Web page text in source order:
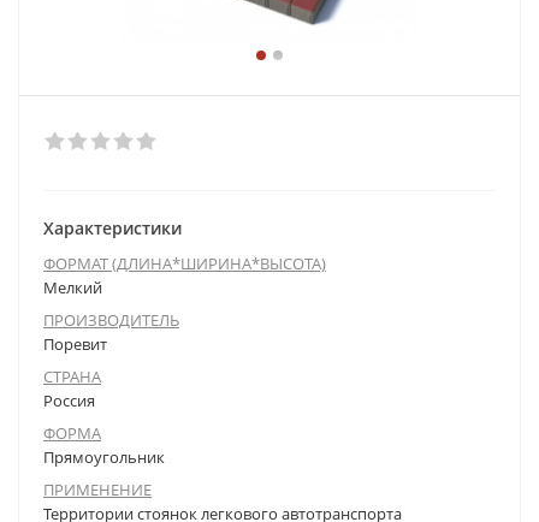
Характеристики
ФОРМАТ (ДЛИНА*ШИРИНА*ВЫСОТА)
Мелкий
ПРОИЗВОДИТЕЛЬ
Поревит
СТРАНА
Россия
ФОРМА
Прямоугольник
ПРИМЕНЕНИЕ
Территории стоянок легкового автотранспорта